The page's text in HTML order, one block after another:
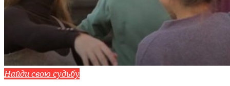
Найди свою судьбу